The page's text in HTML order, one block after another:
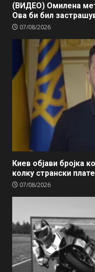
(ВИДЕО) Омилена
Ова би бил
07/08/2026
Киев објави бројка
колку странски
07/08/2026